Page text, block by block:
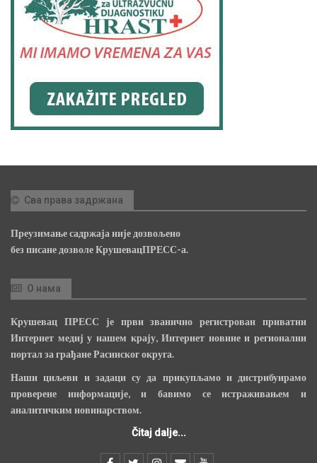
Сва права задржана
Преузимање садржаја није дозвољено
без писане дозволе КрушевацПРЕСС-а.
О нама
Крушевац ПРЕСС је први званично регистрован приватни
Интернет медиј у нашем крају, Интернет новине и регионални
портал за грађане Расинског округа.
Наши циљеви и задаци су да прикупљамо и дистрибуирамо
проверене информације, и бавимо се истраживањем и
аналитичким новинарством.
Čitaj dalje...